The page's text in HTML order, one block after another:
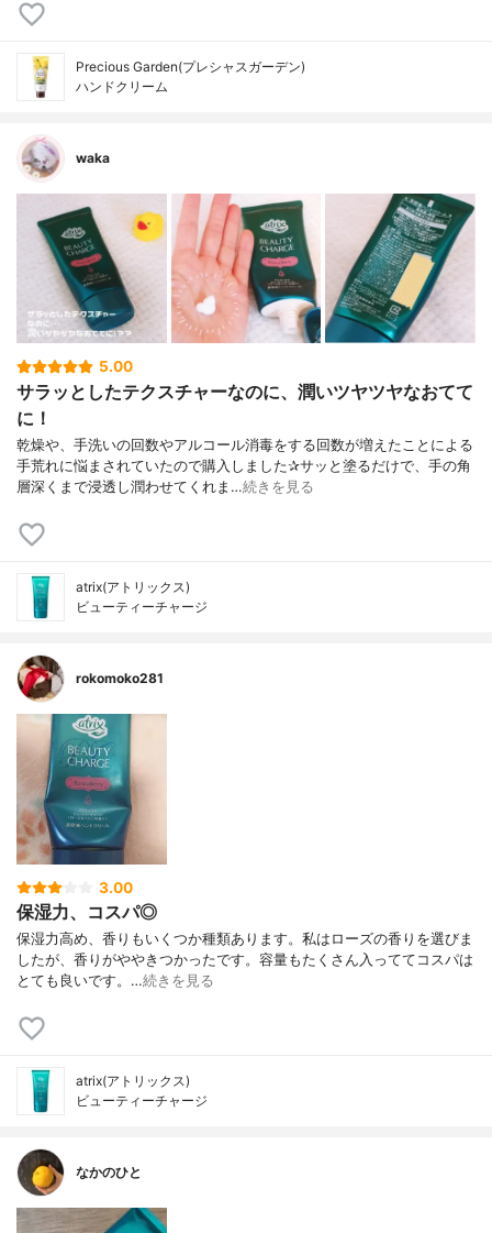
Precious Garden(プレシャスガーデン)
ハンドクリーム
waka
5.00
サラッとしたテクスチャーなのに、潤いツヤツヤなおてて
に！
乾燥や、手洗いの回数やアルコール消毒をする回数が増えたことによる
手荒れに悩まされていたので購入しました✰︎サッと塗るだけで、手の角
層深くまで浸透し潤わせてくれま…続きを見る
atrix(アトリックス)
ビューティーチャージ
rokomoko281
3.00
保湿力、コスパ◎
保湿力高め、香りもいくつか種類あります。私はローズの香りを選びま
したが、香りがややきつかったです。容量もたくさん入っててコスパは
とても良いです。…続きを見る
atrix(アトリックス)
ビューティーチャージ
なかのひと